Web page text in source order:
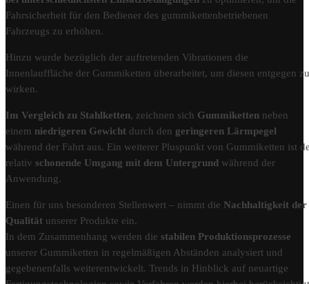
Fahrsicherheit für den Bediener des gummikettenbetriebenen
Fahrzeugs zu erhöhen.
Hinzu wurde bezüglich der auftretenden Vibrationen die
Innenlauffläche der Gummiketten überarbeitet, um diesen entgegen zu
wirken.
Im Vergleich zu Stahlketten, zeichnen sich Gummiketten neben
einem niedrigeren Gewicht durch den geringeren Lärmpegel
während der Fahrt aus. Ein weiterer Pluspunkt von Gummiketten ist
relativ schonende Umgang mit dem Untergrund während der
Anwendung.
Einen für uns besonderen Stellenwert – nimmt die Nachhaltigkeit der
Qualität unserer Produkte ein.
In dem Zusammenhang werden die stabilen Produktionsprozesse
unserer Gummiketten in regelmäßigen Abständen analysiert und
gegebenenfalls weiterentwickelt. Trends in Hinblick auf neuartige